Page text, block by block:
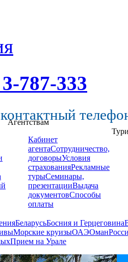
787-333
контактный
Агентствам
Кабинет
агентаСотрудничество,
договорыУсловия
страхованияРекламные
турыСеминары,
презентацииВыдача
документовСпособы
оплаты
БеларусьБосния и Герцеговина
Морские круизыОАЭОман
Прием на Урале